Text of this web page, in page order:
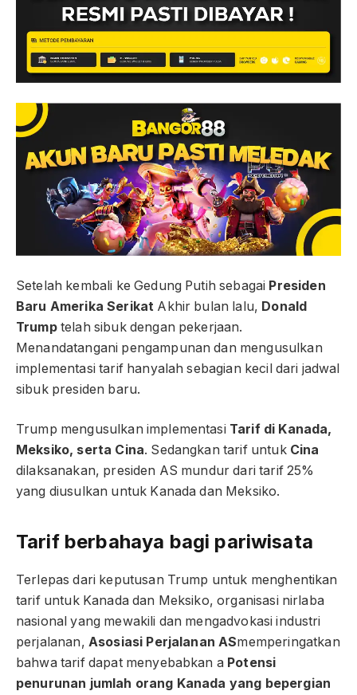
Setelah kembali ke Gedung Putih sebagai Presiden
Baru Amerika Serikat Akhir bulan lalu, Donald
Trumptelah sibuk dengan pekerjaan.
Menandatangani pengampunan dan mengusulkan
implementasi tarif hanyalah sebagian kecil dari jadwal
sibuk presiden baru.
Trump mengusulkan implementasi Tarif di Kanada,
Meksiko, serta Cina. Sedangkan tarif untuk Cina
dilaksanakan, presiden AS mundur dari tarif 25%
yang diusulkan untuk Kanada dan Meksiko.
Tarif berbahaya bagi pariwisata
Terlepas dari keputusan Trump untuk menghentikan
tarif untuk Kanada dan Meksiko, organisasi nirlaba
nasional yang mewakili dan mengadvokasi industri
perjalanan, Asosiasi Perjalanan ASmemperingatkan
bahwa tarif dapat menyebabkan a Potensi
penurunan jumlah orang Kanada yang bepergian